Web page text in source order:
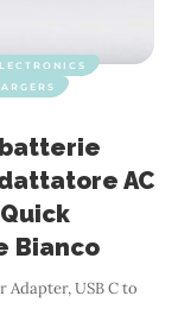
AC
Bianco
Adapter, USB C to